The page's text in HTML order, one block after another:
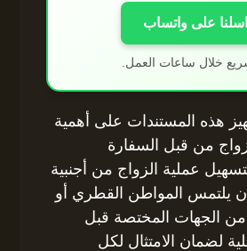
على واتساب
خلال ساعات العمل.
هذه المستندات على أهمية
من قبل السفارة
عملية الزواج من أجنبية
المواطن القطري أو
من الجهات المختصة قبل
لضمان الامتثال لكل